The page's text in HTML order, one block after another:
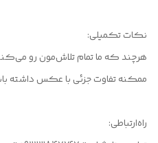
نکات تکمیلی:
هرچند که ما تمام تلاش‌مون رو
ممکنه تفاوت جزئی با عکس داشته
راه‌ارتباطی: